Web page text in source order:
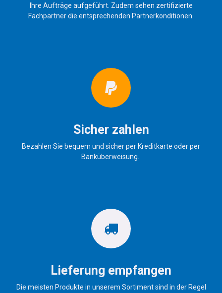
Ihre Aufträge aufgeführt. Zudem sehen zertifizierte
Fachpartner die entsprechenden Partnerkonditionen.
Sicher zahlen
Bezahlen Sie bequem und sicher per Kreditkarte oder per
Banküberweisung.
Lieferung empfangen
Die meisten Produkte in unserem Sortiment sind in der Regel